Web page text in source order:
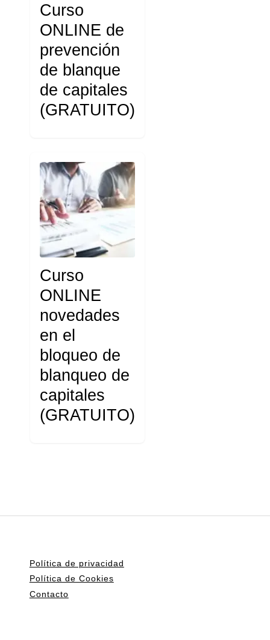
Curso
ONLINE de
prevención
de blanque
de capitales
(GRATUITO)
Curso
ONLINE
novedades
en el
bloqueo de
blanqueo de
capitales
(GRATUITO)
Política de privacidad
Política de Cookies
Contacto